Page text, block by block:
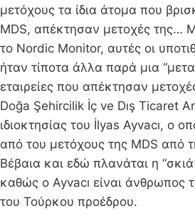
μετόχους τα ίδια άτομα που
MDS, απέκτησαν μετοχές της…
το Nordic Monitor, αυτές οι
ήταν τίποτα άλλα παρά μια
εταιρείες που απέκτησαν
Doğa Şehircilik İç ve Dış Ticaret
ιδιοκτησίας του İlyas Ayvacı, ο
από του μετόχους της MDS από
Βέβαια και εδώ πλανάται η
καθώς ο Ayvacı είναι άνθρωπος
του Τούρκου προέδρου.